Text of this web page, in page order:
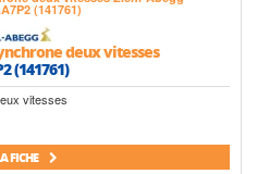
deux vitesses
(141761)
vitesses
FICHE